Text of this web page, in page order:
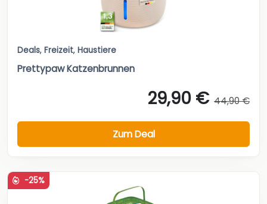
Deals, Freizeit, Haustiere
Prettypaw Katzenbrunnen
29,90 € 44,90 €
Zum Deal
-25%